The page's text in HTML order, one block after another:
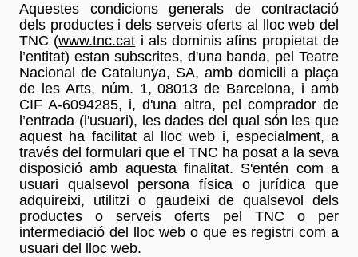
Aquestes condicions generals de contractació
dels productes i dels serveis oferts al lloc web del
TNC (www.tnc.cat i als dominis afins propietat de
l’entitat) estan subscrites, d'una banda, pel Teatre
Nacional de Catalunya, SA, amb domicili a plaça
de les Arts, núm. 1, 08013 de Barcelona, i amb
CIF A-6094285, i, d'una altra, pel comprador de
l’entrada (l'usuari), les dades del qual són les que
aquest ha facilitat al lloc web i, especialment, a
través del formulari que el TNC ha posat a la seva
disposició amb aquesta finalitat. S'entén com a
usuari qualsevol persona física o jurídica que
adquireixi, utilitzi o gaudeixi de qualsevol dels
productes o serveis oferts pel TNC o per
intermediació del lloc web o que es registri com a
usuari del lloc web.